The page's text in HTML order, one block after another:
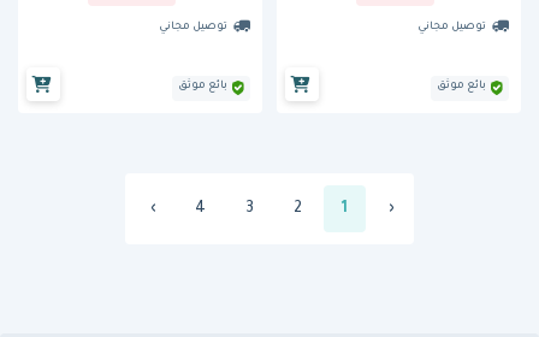
توصيل مجاني
بائع موثق
توصيل مجاني
بائع موثق
‹
1
2
3
4
›